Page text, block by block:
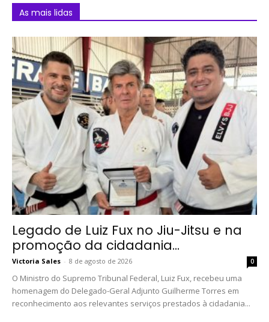
As mais lidas
Legado de Luiz Fux no Jiu-Jitsu e na
promoção da cidadania...
Victoria Sales - 8 de agosto de 2026 0
O Ministro do Supremo Tribunal Federal, Luiz Fux, recebeu uma
homenagem do Delegado-Geral Adjunto Guilherme Torres em
reconhecimento aos relevantes serviços prestados à cidadania...